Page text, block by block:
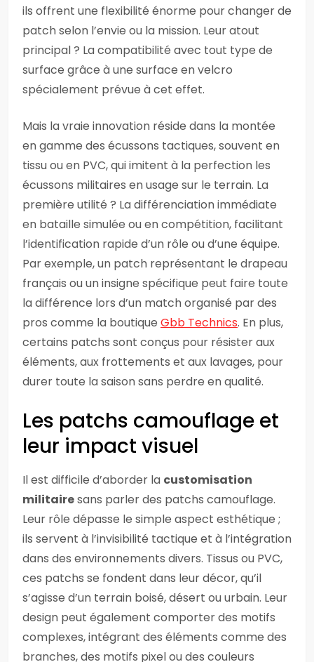
ils offrent une flexibilité énorme pour changer de
patch selon l’envie ou la mission. Leur atout
principal ? La compatibilité avec tout type de
surface grâce à une surface en velcro
spécialement prévue à cet effet.
Mais la vraie innovation réside dans la montée
en gamme des écussons tactiques, souvent en
tissu ou en PVC, qui imitent à la perfection les
écussons militaires en usage sur le terrain. La
première utilité ? La différenciation immédiate
en bataille simulée ou en compétition, facilitant
l’identification rapide d’un rôle ou d’une équipe.
Par exemple, un patch représentant le drapeau
français ou un insigne spécifique peut faire toute
la différence lors d’un match organisé par des
pros comme la boutique Gbb Technics. En plus,
certains patchs sont conçus pour résister aux
éléments, aux frottements et aux lavages, pour
durer toute la saison sans perdre en qualité.
Les patchs camouflage et
leur impact visuel
Il est difficile d’aborder la customisation
militairesans parler des patchs camouflage.
Leur rôle dépasse le simple aspect esthétique ;
ils servent à l’invisibilité tactique et à l’intégration
dans des environnements divers. Tissus ou PVC,
ces patchs se fondent dans leur décor, qu’il
s’agisse d’un terrain boisé, désert ou urbain. Leur
design peut également comporter des motifs
complexes, intégrant des éléments comme des
branches, des motifs pixel ou des couleurs